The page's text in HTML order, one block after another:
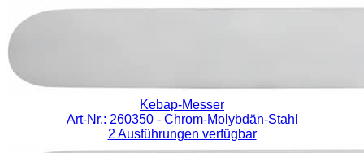
Kebap-Messer
Art-Nr.: 260350 - Chrom-Molybdän-Stahl
2 Ausführungen verfügbar